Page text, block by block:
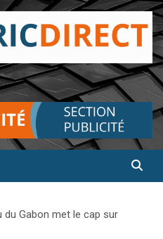
du Gabon met le cap sur